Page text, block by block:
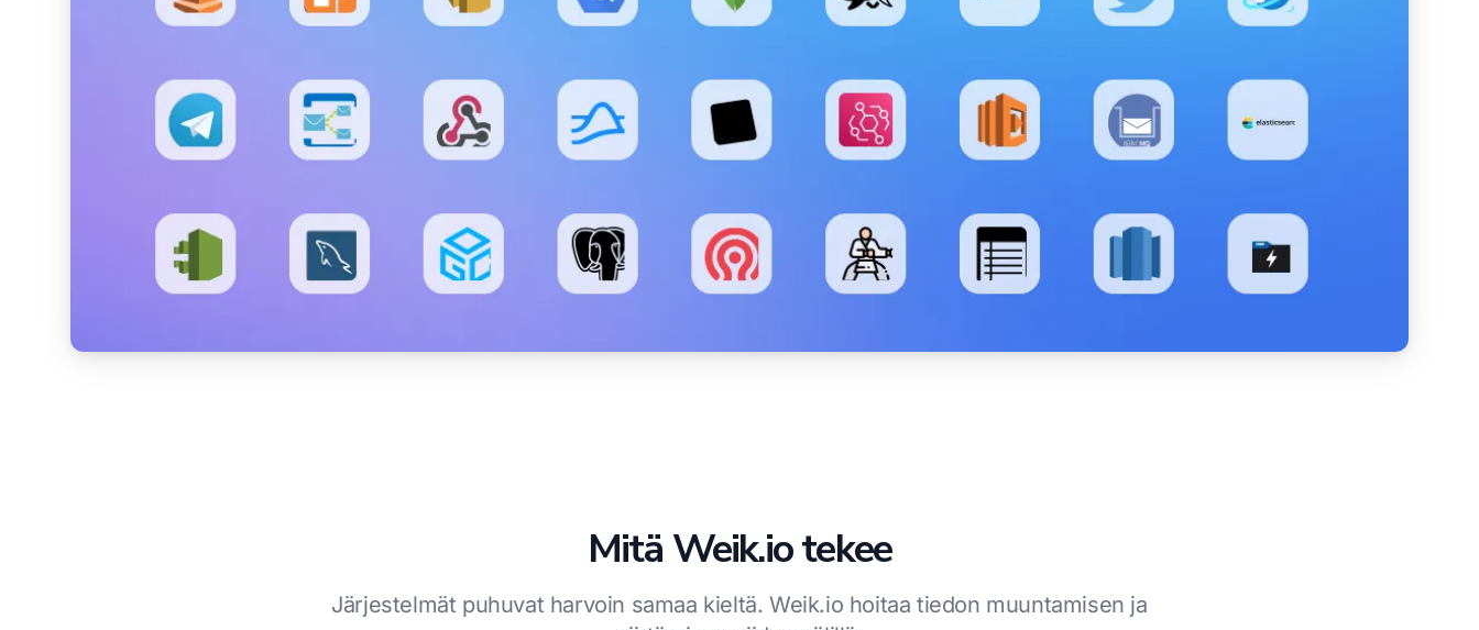
Mitä Weik.io tekee
Järjestelmät puhuvat harvoin samaa kieltä. Weik.io hoitaa tiedon muuntamisen ja